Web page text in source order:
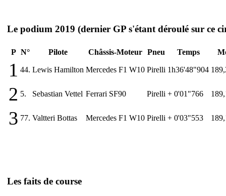
Le podium 2019 (dernier GP s'étant déroulé sur ce
P N° Pilote Châssis-Moteur Pneu Temps
1 44. Lewis Hamilton Mercedes F1 W10 Pirelli 1h36'48"904
2 5. Sebastian Vettel Ferrari SF90 Pirelli + 0'01"766
3 77. Valtteri Bottas Mercedes F1 W10 Pirelli + 0'03"553
Les faits de course